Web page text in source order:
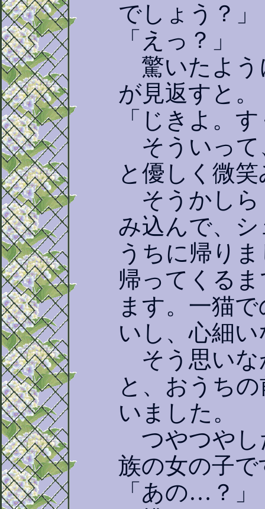
でしょう？」
「えっ？」
驚いたよう
が見返すと。
「じきよ。
そういって
と優しく微
そうかしら
み込んで、
うちに帰り
帰ってくる
ます。一猫
いし、心細
そう思いな
と、おうち
いました。
つやつやし
族の女の子で
「あの…？」